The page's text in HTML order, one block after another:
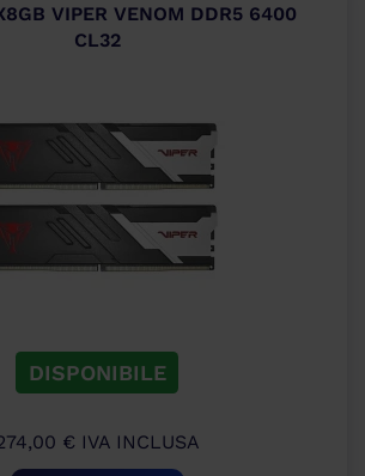
VIPER VENOM DDR5 6400
CL32
DISPONIBILE
€ IVA INCLUSA